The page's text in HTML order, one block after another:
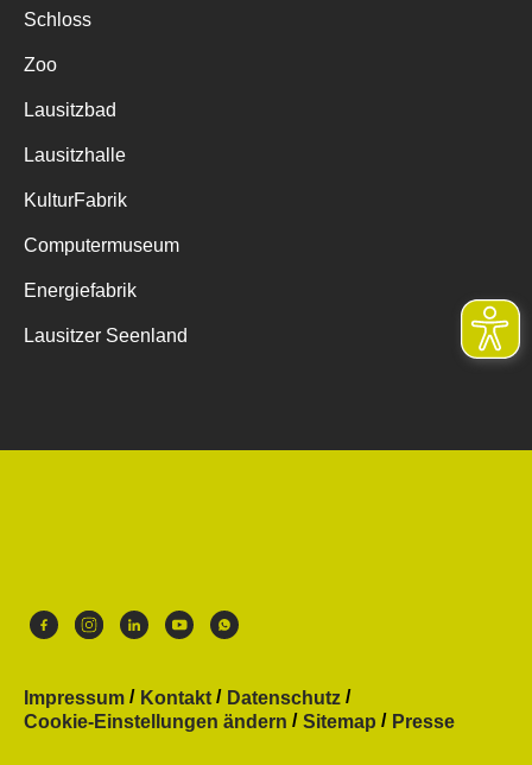
Schloss
Zoo
Lausitzbad
Lausitzhalle
KulturFabrik
Computermuseum
Energiefabrik
Lausitzer Seenland
Impressum Kontakt
Datenschutz
Cookie-Einstellungen ändern
Sitemap Presse